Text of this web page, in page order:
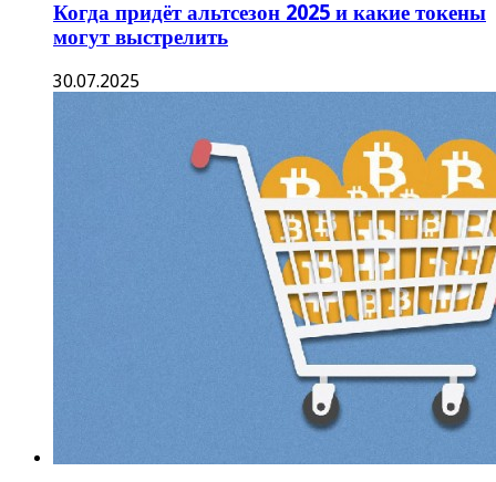
Когда придёт альтсезон 2025 и какие токены
могут выстрелить
30.07.2025